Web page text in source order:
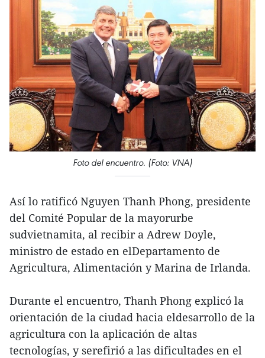
Foto del encuentro. (Foto: VNA)
Así lo ratificó Nguyen Thanh Phong, presidente
del Comité Popular de la mayorurbe
sudvietnamita, al recibir a Adrew Doyle,
ministro de estado en elDepartamento de
Agricultura, Alimentación y Marina de Irlanda.
Durante el encuentro, Thanh Phong explicó la
orientación de la ciudad hacia eldesarrollo de la
agricultura con la aplicación de altas
tecnologías, y serefirió a las dificultades en el